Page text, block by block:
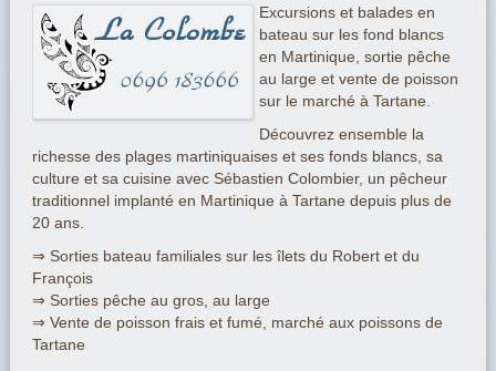
Excursions et balades en
bateau sur les fond blancs
en Martinique, sortie pêche
au large et vente de poisson
sur le marché à Tartane.
Découvrez ensemble la
richesse des plages martiniquaises et ses fonds blancs, sa
culture et sa cuisine avec Sébastien Colombier, un pêcheur
traditionnel implanté en Martinique à Tartane depuis plus de
20 ans.
⇒ Sorties bateau familiales sur les îlets du Robert et du
François
⇒ Sorties pêche au gros, au large
⇒ Vente de poisson frais et fumé, marché aux poissons de
Tartane